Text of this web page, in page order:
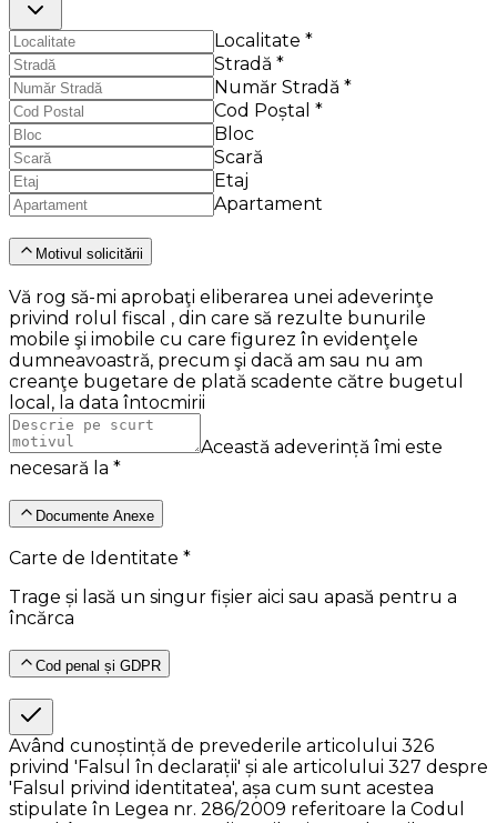
Localitate *
Stradă *
Număr Stradă *
Cod Poștal *
Bloc
Scară
Etaj
Apartament
Motivul solicitării
Vă rog să-mi aprobaţi eliberarea unei adeverinţe
privind rolul fiscal , din care să rezulte bunurile
mobile şi imobile cu care figurez în evidenţele
dumneavoastră, precum şi dacă am sau nu am
creanţe bugetare de plată scadente către bugetul
local, la data întocmirii
Această adeverință îmi este
necesară la *
Documente Anexe
Carte de Identitate *
Trage și lasă un singur fișier aici sau apasă pentru a
încărca
Cod penal și GDPR
Având cunoștință de prevederile articolului 326
privind 'Falsul în declarații' și ale articolului 327 despre
'Falsul privind identitatea', așa cum sunt acestea
stipulate în Legea nr. 286/2009 referitoare la Codul